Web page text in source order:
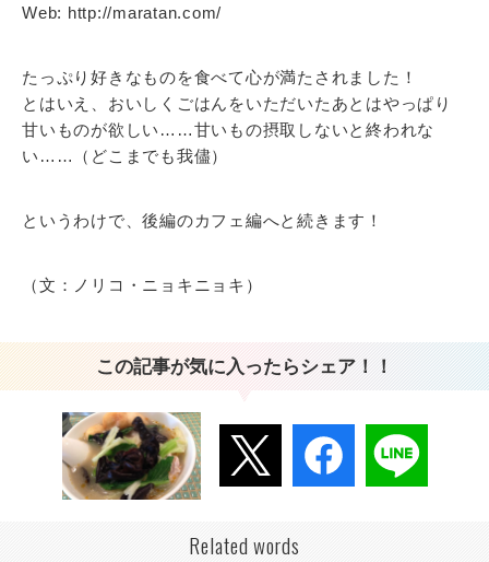
Web: http://maratan.com/
たっぷり好きなものを食べて心が満たされました！
とはいえ、おいしくごはんをいただいたあとはやっぱり
甘いものが欲しい……甘いもの摂取しないと終われな
い……（どこまでも我儘）
というわけで、後編のカフェ編へと続きます！
（文：ノリコ・ニョキニョキ）
この記事が気に入ったらシェア！！
Related words